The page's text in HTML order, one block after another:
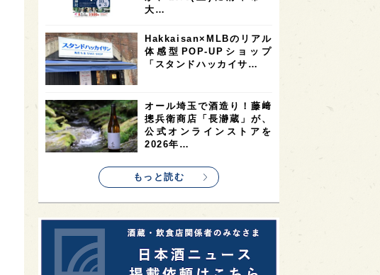
SAKEの時代を生きる 1
全蔵めぐり 1 シンガポール 1 カナダ 1
1 熊本県 1
イギリス 1 ノルウェー 新宿区 1
歌舞伎町 1 沖縄県 1 鳥取県 1
saketimes_image_4 1
大…
Hakkaisan×MLBのリアル
体感型POP-UPショップ
「スタンドハッカイサ…
オール埼玉で酒造り！藤﨑
摠兵衛商店「長瀞蔵」が、
公式オンラインストアを
2026年…
もっと読む